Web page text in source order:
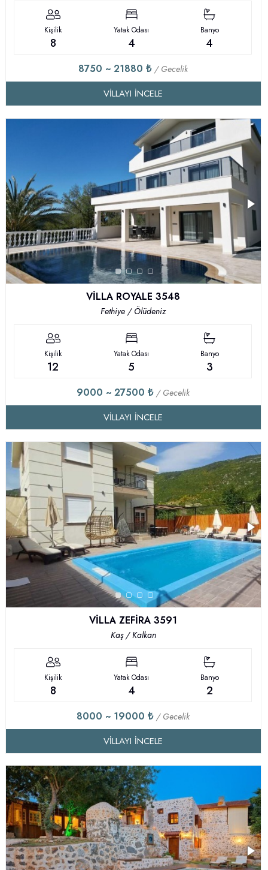
Kişilik
8
Yatak Odası
4
Banyo
4
8750 ~ 21880 ₺ / Gecelik
VILLAYI İNCELE
VİLLA ROYALE 3548
Fethiye / Ölüdeniz
Kişilik
12
Yatak Odası
5
Banyo
3
9000 ~ 27500 ₺ / Gecelik
VILLAYI İNCELE
VİLLA ZEFİRA 3591
Kaş / Kalkan
Kişilik
8
Yatak Odası
4
Banyo
2
8000 ~ 19000 ₺ / Gecelik
VILLAYI İNCELE